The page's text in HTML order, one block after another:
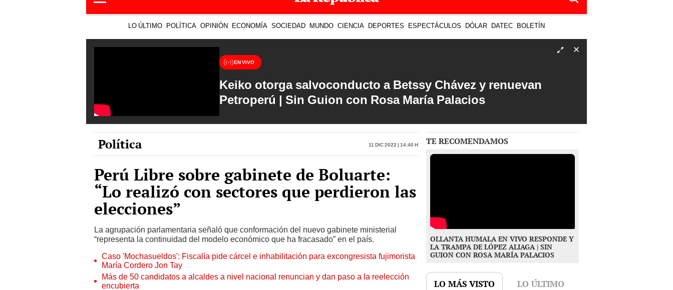
LO ÚLTIMO POLÍTICA OPINIÓN ECONOMÍA SOCIEDAD MUNDO CIENCIA DEPORTES ESPECTÁCULOS DÓLAR DATEC BOLETÍN
EN VIVO
Keiko otorga salvoconducto a Betssy Chávez y renuevan
Petroperú | Sin Guion con Rosa María Palacios
Política 11 Dic 2022 | 14:40 h
Perú Libre sobre gabinete de Boluarte:
“Lo realizó con sectores que perdieron las
elecciones”
La agrupación parlamentaria señaló que conformación del nuevo gabinete ministerial
“representa la continuidad del modelo económico que ha fracasado” en el país.
Caso 'Mochasueldos': Fiscalía pide cárcel e inhabilitación para excongresista fujimorista
María Cordero Jon Tay
Más de 50 candidatos a alcaldes a nivel nacional renuncian y dan paso a la reelección
encubierta
TE RECOMENDAMOS
OLLANTA HUMALA EN VIVO RESPONDE Y
LA TRAMPA DE LÓPEZ ALIAGA | SIN
GUION CON ROSA MARÍA PALACIOS
LO MÁS VISTO LO ÚLTIMO